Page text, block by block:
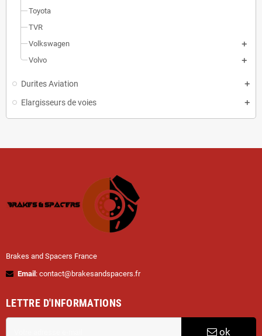
Toyota
TVR
Volkswagen
Volvo
Durites Aviation
Elargisseurs de voies
Brakes and Spacers France
Email : contact@brakesandspacers.fr
LETTRE D'INFORMATIONS
ok